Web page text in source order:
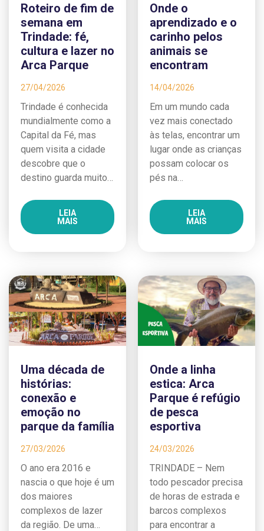
Roteiro de fim de
semana em
Trindade: fé,
cultura e lazer no
Arca Parque
27/04/2026
Trindade é conhecida
mundialmente como a
Capital da Fé, mas
quem visita a cidade
descobre que o
destino guarda muito…
LEIA
MAIS
Onde o
aprendizado e o
carinho pelos
animais se
encontram
14/04/2026
Em um mundo cada
vez mais conectado
às telas, encontrar um
lugar onde as crianças
possam colocar os
pés na…
LEIA
MAIS
Uma década de
histórias:
conexão e
emoção no
parque da família
27/03/2026
O ano era 2016 e
nascia o que hoje é um
dos maiores
complexos de lazer
da região. De uma…
Onde a linha
estica: Arca
Parque é refúgio
de pesca
esportiva
24/03/2026
TRINDADE – Nem
todo pescador precisa
de horas de estrada e
barcos complexos
para encontrar a